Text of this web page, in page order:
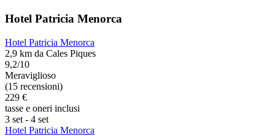
Hotel Patricia Menorca
Hotel Patricia Menorca
2,9 km da Cales Piques
9,2/10
Meraviglioso
(15 recensioni)
229 €
tasse e oneri inclusi
3 set - 4 set
Hotel Patricia Menorca